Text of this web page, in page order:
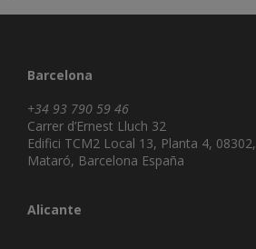
Barcelona
+34 93 790 59 46
Carrer d’Ernest Lluch 32
Edifici TCM2 Local 13, Planta 4, 08302,
Mataró, Barcelona España
Alicante